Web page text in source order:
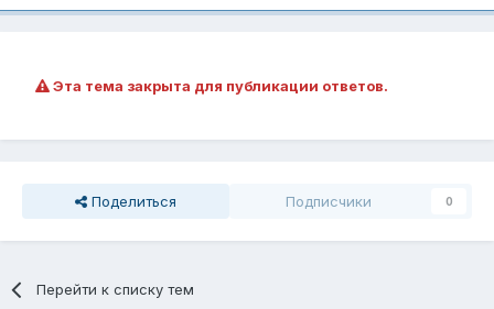
Эта тема закрыта для публикации ответов.
Поделиться Подписчики 0
Перейти к списку тем